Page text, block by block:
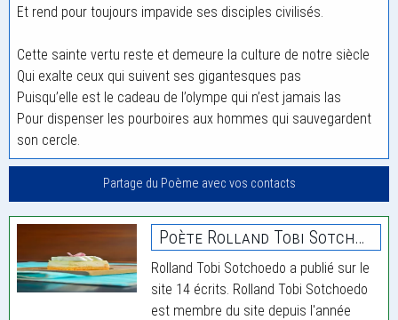
Et rend pour toujours impavide ses disciples civilisés.
Cette sainte vertu reste et demeure la culture de notre siècle
Qui exalte ceux qui suivent ses gigantesques pas
Puisqu’elle est le cadeau de l’olympe qui n’est jamais las
Pour dispenser les pourboires aux hommes qui sauvegardent
son cercle.
Partage du Poème avec vos contacts
Poète Rolland Tobi Sotchoedo
Rolland Tobi Sotchoedo a publié sur le
site 14 écrits. Rolland Tobi Sotchoedo
est membre du site depuis l'année